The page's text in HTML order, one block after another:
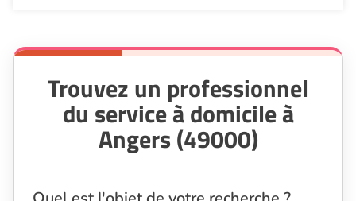
Trouvez un professionnel
du service à domicile à
Angers (49000)